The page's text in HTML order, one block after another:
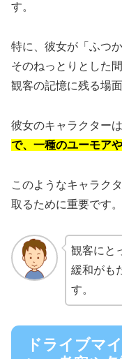
す。
特に、彼女が「ふつ
そのねっとりとした
観客の記憶に残る場面
彼女のキャラクターは
で、一種のユーモア
このようなキャラク
取るために重要です。
観客にと
緩和がも
す。
ドライブマ